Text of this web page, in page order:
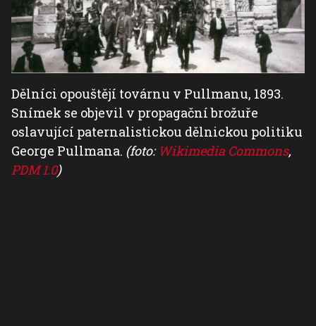
Dělníci opouštějí továrnu v Pullmanu, 1893.
Snímek se objevil v propagační brožuře
oslavující paternalistickou dělnickou politiku
George Pullmana. (foto: Wikimedia Commons,
PDM 1.0)